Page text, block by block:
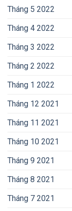
Tháng 5 2022
Tháng 4 2022
Tháng 3 2022
Tháng 2 2022
Tháng 1 2022
Tháng 12 2021
Tháng 11 2021
Tháng 10 2021
Tháng 9 2021
Tháng 8 2021
Tháng 7 2021